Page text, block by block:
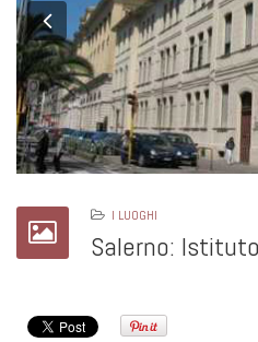
Previous
I LUOGHI
Salerno: